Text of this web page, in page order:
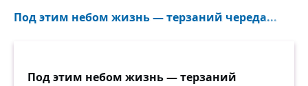
Под этим небом жизнь — терзаний череда...
Под этим небом жизнь — терзаний